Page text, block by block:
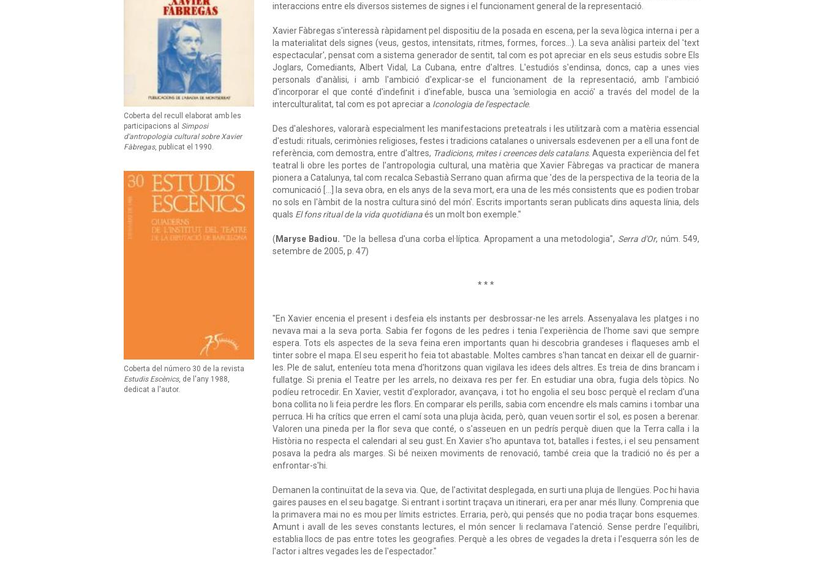
Coberta del recull elaborat amb les
participacions al Simposi
d'antropologia cultural sobre Xavier
Fàbregas, publicat el 1990.
Coberta del número 30 de la revista
Estudis Escènics, de l'any 1988,
dedicat a l'autor.
interaccions entre els diversos sistemes de signes i el funcionament general de la representació.
Xavier Fàbregas s'interessà ràpidament pel dispositiu de la posada en escena, per la seva lògica interna i per a
la materialitat dels signes (veus, gestos, intensitats, ritmes, formes, forces…). La seva anàlisi parteix del 'text
espectacular', pensat com a sistema generador de sentit, tal com es pot apreciar en els seus estudis sobre Els
Joglars, Comediants, Albert Vidal, La Cubana, entre d'altres. L'estudiós s'endinsa, doncs, cap a unes vies
personals d'anàlisi, i amb l'ambició d'explicar-se el funcionament de la representació, amb l'ambició
d'incorporar el que conté d'indefinit i d'inefable, busca una 'semiologia en acció' a través del model de la
interculturalitat, tal com es pot apreciar a Iconologia de l'espectacle.
Des d'aleshores, valorarà especialment les manifestacions preteatrals i les utilitzarà com a matèria essencial
d'estudi: rituals, cerimònies religioses, festes i tradicions catalanes o universals esdevenen per a ell una font de
referència, com demostra, entre d'altres, Tradicions, mites i creences dels catalans. Aquesta experiència del fet
teatral li obre les portes de l'antropologia cultural, una matèria que Xavier Fàbregas va practicar de manera
pionera a Catalunya, tal com recalca Sebastià Serrano quan afirma que 'des de la perspectiva de la teoria de la
comunicació […] la seva obra, en els anys de la seva mort, era una de les més consistents que es podien trobar
no sols en l'àmbit de la nostra cultura sinó del món'. Escrits importants seran publicats dins aquesta línia, dels
quals El fons ritual de la vida quotidianaés un molt bon exemple."
( Maryse Badiou. "De la bellesa d'una corba el·líptica. Apropament a una metodologia", Serra d'Or, núm. 549,
setembre de 2005, p. 47)
* * *
"En Xavier encenia el present i desfeia els instants per desbrossar-ne les arrels. Assenyalava les platges i no
nevava mai a la seva porta. Sabia fer fogons de les pedres i tenia l'experiència de l'home savi que sempre
espera. Tots els aspectes de la seva feina eren importants quan hi descobria grandeses i flaqueses amb el
tinter sobre el mapa. El seu esperit ho feia tot abastable. Moltes cambres s'han tancat en deixar ell de guarnir-
les. Ple de salut, enteníeu tota mena d'horitzons quan vigilava les idees dels altres. Es treia de dins brancam i
fullatge. Si prenia el Teatre per les arrels, no deixava res per fer. En estudiar una obra, fugia dels tòpics. No
podíeu retrocedir. En Xavier, vestit d'explorador, avançava, i tot ho engolia el seu bosc perquè el reclam d'una
bona collita no li feia perdre les flors. En comparar els perills, sabia com encendre els mals camins i tombar una
perruca. Hi ha crítics que erren el camí sota una pluja àcida, però, quan veuen sortir el sol, es posen a berenar.
Valoren una pineda per la flor seva que conté, o s'asseuen en un pedrís perquè diuen que la Terra calla i la
Història no respecta el calendari al seu gust. En Xavier s'ho apuntava tot, batalles i festes, i el seu pensament
posava la pedra als marges. Si bé neixen moviments de renovació, també creia que la tradició no és per a
enfrontar-s'hi.
Demanen la continuïtat de la seva via. Que, de l'activitat desplegada, en surti una pluja de llengües. Poc hi havia
gaires pauses en el seu bagatge. Si entrant i sortint traçava un itinerari, era per anar més lluny. Comprenia que
la primavera mai no es mou per límits estrictes. Erraria, però, qui pensés que no podia traçar bons esquemes.
Amunt i avall de les seves constants lectures, el món sencer li reclamava l'atenció. Sense perdre l'equilibri,
establia llocs de pas entre totes les geografies. Perquè a les obres de vegades la dreta i l'esquerra són les de
l'actor i altres vegades les de l'espectador."